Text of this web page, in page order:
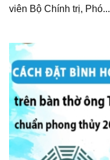
viên Bộ Chính trị, Phó...